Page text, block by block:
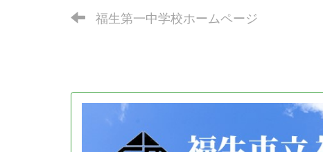
福生第一中学校ホームページ